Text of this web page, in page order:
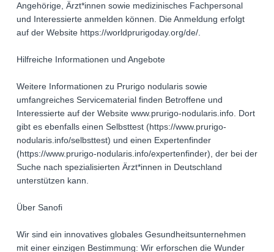
Angehörige, Ärzt*innen sowie medizinisches Fachpersonal
und Interessierte anmelden können. Die Anmeldung erfolgt
auf der Website https://worldprurigoday.org/de/.
Hilfreiche Informationen und Angebote
Weitere Informationen zu Prurigo nodularis sowie
umfangreiches Servicematerial finden Betroffene und
Interessierte auf der Website www.prurigo-nodularis.info. Dort
gibt es ebenfalls einen Selbsttest (https://www.prurigo-
nodularis.info/selbsttest) und einen Expertenfinder
(https://www.prurigo-nodularis.info/expertenfinder), der bei der
Suche nach spezialisierten Ärzt*innen in Deutschland
unterstützen kann.
Über Sanofi
Wir sind ein innovatives globales Gesundheitsunternehmen
mit einer einzigen Bestimmung: Wir erforschen die Wunder